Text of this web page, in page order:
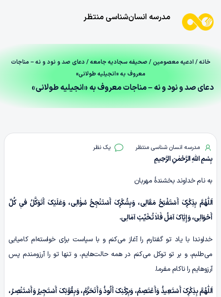
مدرسه انسان‌شناسی منتظر
خانه/ ادعیه معصومین/ صحیفه سجادیه جامعه/ دعای صد و نود و نه – مناجات
معروف به «انجیلیه طولانی»
دعای صد و نود و نه – مناجات معروف به «انجیلیه طولانی»
مدرسه انسان شناسی منتظر یک نظر
بِسْمِ اللّٰهِ الرَّحْمٰنِ الرَّحِیمِ
به نام خداوند بخشندۀ مهربان
اَللّٰهُمَّ بِذِکْرِکَ أَسْتَفْتِحُ مَقَالِی، وَبِشُکْرِکَ أَسْتَنْجِحُ سُؤٰالِی، وَعَلَیْکَ أَتَوَکَّلُ فیٖ کُلِّ
أَحْوَالِی، وَإِیّٰاکَ آمَلُ فَلاٰ تُخَیِّبْ آمٰالِی.
خداوندا با یاد تو گفتارم را آغاز می‌کنم و با سپاست برای خواسته‌ام کامیابی
می‌طلبم، و بر تو توکل می‌کنم در همه حالت‌هایم، و تنها تو را آرزومندم پس
آرزوهایم را ناکام مفرما.
اَللّٰهُمَّ بِذِکْرِکَ أَسْتَعِیذُ وَأَعْتَصِمُ، وَبِرُکْنِکَ أَلُوذُ وَأَتَحَزَّمُ، وَبِقُوَّتِکَ أَسْتَجِیرُ وَأَسْتَنْصِـرُ،